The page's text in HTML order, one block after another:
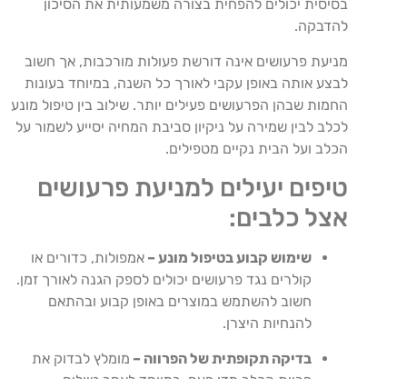
בסיסית יכולים להפחית בצורה משמעותית את הסיכון
להדבקה.
מניעת פרעושים אינה דורשת פעולות מורכבות, אך חשוב
לבצע אותה באופן עקבי לאורך כל השנה, במיוחד בעונות
החמות שבהן הפרעושים פעילים יותר. שילוב בין טיפול מונע
לכלב לבין שמירה על ניקיון סביבת המחיה יסייע לשמור על
הכלב ועל הבית נקיים מטפילים.
טיפים יעילים למניעת פרעושים
אצל כלבים:
שימוש קבוע בטיפול מונע – אמפולות, כדורים או
קולרים נגד פרעושים יכולים לספק הגנה לאורך זמן.
חשוב להשתמש במוצרים באופן קבוע ובהתאם
להנחיות היצרן.
בדיקה תקופתית של הפרווה – מומלץ לבדוק את